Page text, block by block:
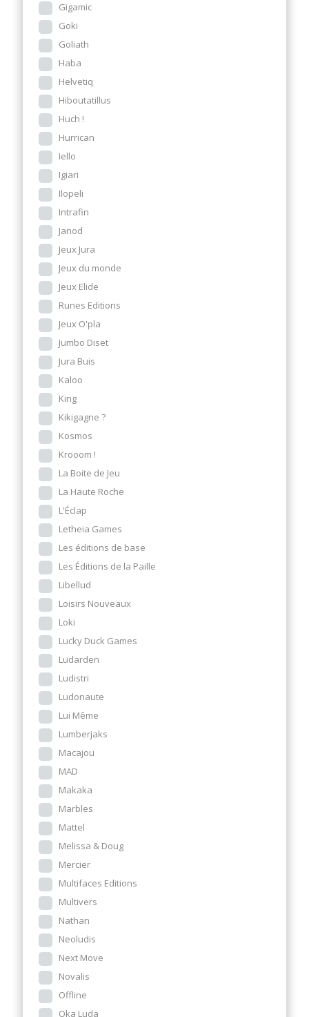
Gigamic
Goki
Goliath
Haba
Helvetiq
Hiboutatillus
Huch !
Hurrican
Iello
Igiari
Ilopeli
Intrafin
Janod
Jeux Jura
Jeux du monde
Jeux Elide
Runes Editions
Jeux O'pla
Jumbo Diset
Jura Buis
Kaloo
King
Kikigagne ?
Kosmos
Krooom !
La Boite de Jeu
La Haute Roche
L'Éclap
Letheia Games
Les éditions de base
Les Éditions de la Paille
Libellud
Loisirs Nouveaux
Loki
Lucky Duck Games
Ludarden
Ludistri
Ludonaute
Lui Même
Lumberjaks
Macajou
MAD
Makaka
Marbles
Mattel
Melissa & Doug
Mercier
Multifaces Editions
Multivers
Nathan
Neoludis
Next Move
Novalis
Offline
Oka Luda